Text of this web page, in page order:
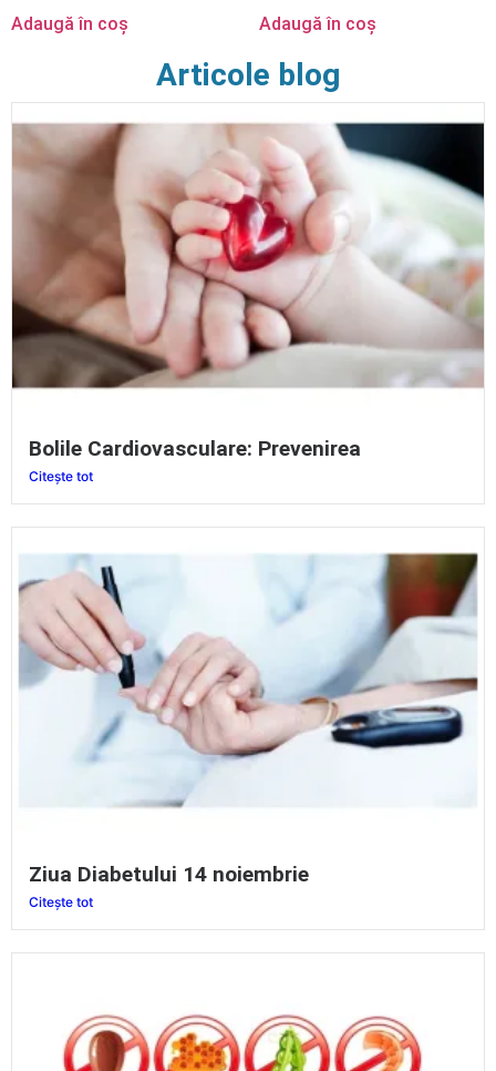
Adaugă în coș Adaugă în coș
Articole blog
Bolile Cardiovasculare: Prevenirea
Citește tot
Ziua Diabetului 14 noiembrie
Citește tot